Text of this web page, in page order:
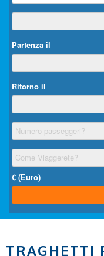
TRAGHETTI